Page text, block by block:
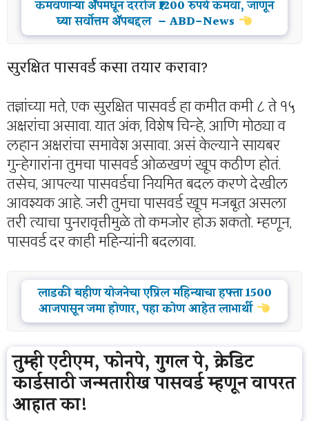
कमवणाऱ्या ॲपमधून दररोज ₹1200 रुपये कमवा, जाणून
घ्या सर्वोत्तम ॲपबद्दल – ABD-News
सुरक्षित पासवर्ड कसा तयार करावा?
तज्ञांच्या मते, एक सुरक्षित पासवर्ड हा कमीत कमी ८ ते १५
अक्षरांचा असावा. यात अंक, विशेष चिन्हे, आणि मोठ्या व
लहान अक्षरांचा समावेश असावा. असं केल्याने सायबर
गुन्हेगारांना तुमचा पासवर्ड ओळखणं खूप कठीण होतं.
तसेच, आपल्या पासवर्डचा नियमित बदल करणे देखील
आवश्यक आहे. जरी तुमचा पासवर्ड खूप मजबूत असला
तरी त्याचा पुनरावृत्तीमुळे तो कमजोर होऊ शकतो. म्हणून,
पासवर्ड दर काही महिन्यांनी बदलावा.
लाडकी बहीण योजनेचा एप्रिल महिन्याचा हफ्ता 1500
आजपासून जमा होणार, पहा कोण आहेत लाभार्थी
तुम्ही एटीएम, फोनपे, गुगल पे, क्रेडिट
कार्डसाठी जन्मतारीख पासवर्ड म्हणून वापरत
आहात का!